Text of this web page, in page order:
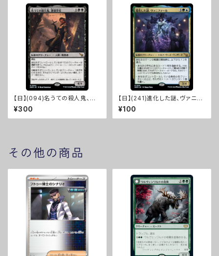
【日】(094)名うての殺人鬼、虐
殺少女/Massacre Girl, Know
n Killer [MKM]
¥300
【日】(241)進化した謎、ヴァニフ
ァール/Vannifar, Evolved Eni
gma [MKM]
¥100
その他の商品